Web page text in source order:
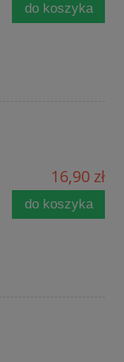
do koszyka
16,90 zł
do koszyka